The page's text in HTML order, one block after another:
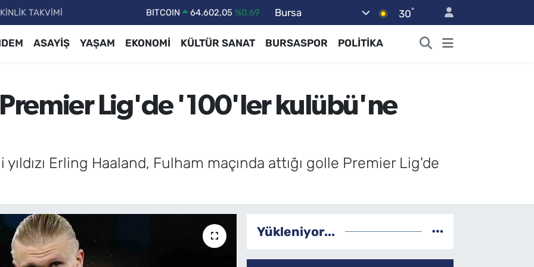
TAKVİMİ DOLAR 47,5986 %0.06
BİST100
13.768 %48
Bursa 30°
ASAYİŞ YAŞAM EKONOMİ KÜLTÜR SANAT BURSASPOR POLİTİKA
Premier Lig'de '100'ler kulübü'ne
Erling Haaland, Fulham maçında attığı golle Premier Lig'de
Yükleniyor...